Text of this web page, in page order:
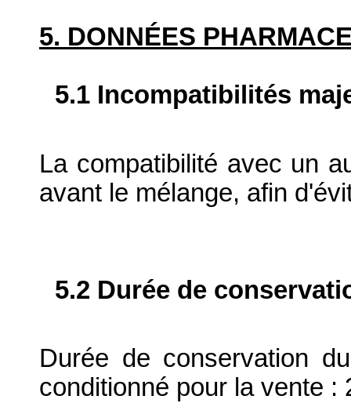
5. DONNÉES
5.1 Incompatibilités
La compatibilité avec un
avant le mélange, afin
5.2 Durée de
Durée de conservation
conditionné pour la vente :